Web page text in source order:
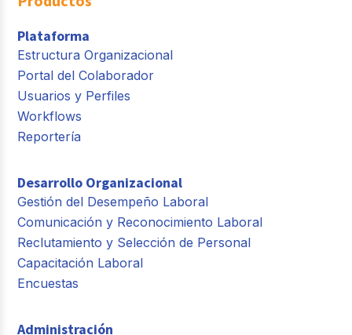
Plataforma
Estructura Organizacional
Portal del Colaborador
Usuarios y Perfiles
Workflows
Reportería
Desarrollo Organizacional
Gestión del Desempeño Laboral
Comunicación y Reconocimiento Laboral
Reclutamiento y Selección de Personal
Capacitación Laboral
Encuestas
Administración